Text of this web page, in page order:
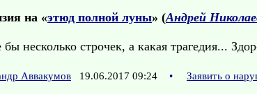
на «этюд полной луны» (Андрей
бы несколько строчек, а какая трагедия...
Аввакумов 19.06.2017 09:24 • Заявить о